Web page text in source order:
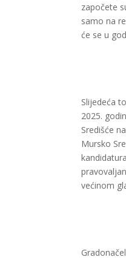
započete
samo na
će se u
Slijedeća
2025.
Središće
Mursko
većinom